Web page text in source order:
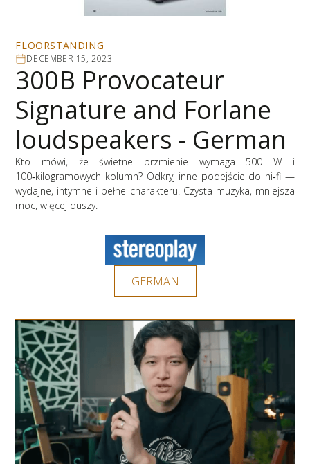
FLOORSTANDING
DECEMBER 15, 2023
300B Provocateur
Signature and Forlane
loudspeakers - German
Kto mówi, że świetne brzmienie wymaga 500 W i
100‑kilogramowych kolumn? Odkryj inne podejście do hi‑fi —
wydajne, intymne i pełne charakteru. Czysta muzyka, mniejsza
moc, więcej duszy.
GERMAN